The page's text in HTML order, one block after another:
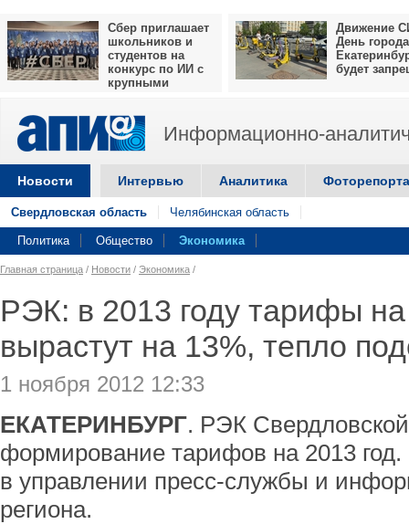
Сбер приглашает
школьников и
студентов на
конкурс по ИИ с
крупными
Движение
День города
будет
Информационно-
Новости Интервью Аналитика
Свердловская область Челябинская область
Политика Общество Экономика
Главная страница / Новости / Экономика /
РЭК: в 2013 году тарифы
вырастут на 13%, тепло
1 ноября 2012 12:33
ЕКАТЕРИНБУРГ. РЭК
формирование тарифов на 2013
в управлении пресс-службы и
региона.